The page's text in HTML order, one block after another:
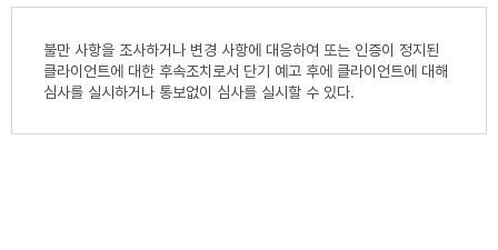
불만 사항을 조사하거나 변경 사항에 대응하여 또는 인증이 정지된
클라이언트에 대한 후속조치로서 단기 예고 후에 클라이언트에 대해
심사를 실시하거나 통보없이 심사를 실시할 수 있다.